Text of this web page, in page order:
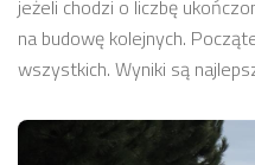
jeżeli chodzi o liczbę
na budowę kolejnych.
wszystkich. Wyniki są